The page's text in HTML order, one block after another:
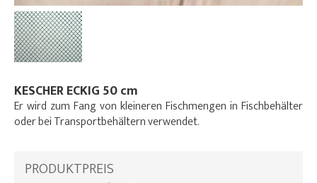
KESCHER ECKIG 50 cm
Er wird zum Fang von kleineren Fischmengen in Fischbehälter
oder bei Transportbehältern verwendet.
PRODUKTPREIS